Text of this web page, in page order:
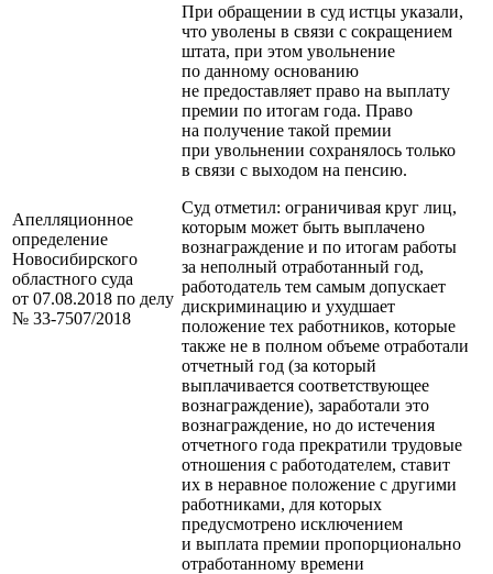
Апелляционное
определение
Новосибирского
областного суда
от 07.08.2018 по делу
№ 33‑7507/2018
При обращении в суд истцы указали,
что уволены в связи с сокращением
штата, при этом увольнение
по данному основанию
не предоставляет право на выплату
премии по итогам года. Право
на получение такой премии
при увольнении сохранялось только
в связи с выходом на пенсию.
Суд отметил: ограничивая круг лиц,
которым может быть выплачено
вознаграждение и по итогам работы
за неполный отработанный год,
работодатель тем самым допускает
дискриминацию и ухудшает
положение тех работников, которые
также не в полном объеме отработали
отчетный год (за который
выплачивается соответствующее
вознаграждение), заработали это
вознаграждение, но до истечения
отчетного года прекратили трудовые
отношения с работодателем, ставит
их в неравное положение с другими
работниками, для которых
предусмотрено исключением
и выплата премии пропорционально
отработанному времени